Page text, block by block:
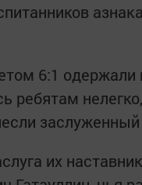
6:1 одержали
ребятам
заслуженный
их